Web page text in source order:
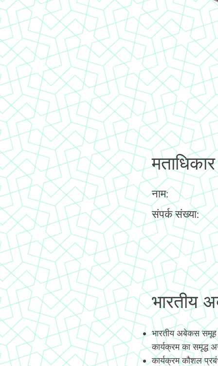
नाम:
संपर्क संख्या:
भारतीय
भारतीय अबेकस
कार्यक्रम का समृद्ध
कार्यक्रम कौशल